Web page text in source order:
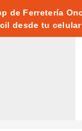
de Ferretería
desde tu celular